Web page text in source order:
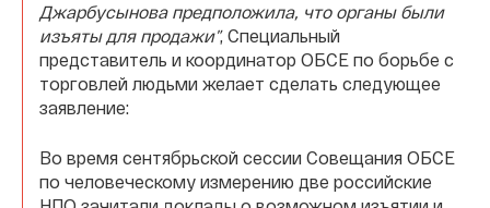
Джарбусынова предположила, что органы были
изъяты для продажи”, Специальный
представитель и координатор ОБСЕ по борьбе с
торговлей людьми желает сделать следующее
заявление:
Во время сентябрьской сессии Совещания ОБСЕ
по человеческому измерению две российские